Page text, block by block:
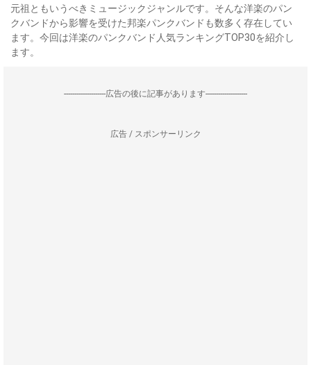
元祖ともいうべきミュージックジャンルです。そんな洋楽のパン
クバンドから影響を受けた邦楽パンクバンドも数多く存在してい
ます。今回は洋楽のパンクバンド人気ランキングTOP30を紹介し
ます。
--------------------広告の後に記事があります--------------------
広告 / スポンサーリンク